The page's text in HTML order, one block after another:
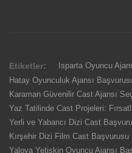
Etiketler:
Isparta Oyuncu
Hatay Oyunculuk Ajansı
Karaman Güvenilir Cast Ajansı
Yaz Tatilinde Cast Projeleri:
Yerli ve Yabancı Dizi Cast
Kırşehir Dizi Film Cast Başvurusu
Yalova Yetişkin Oyuncu Ajansı